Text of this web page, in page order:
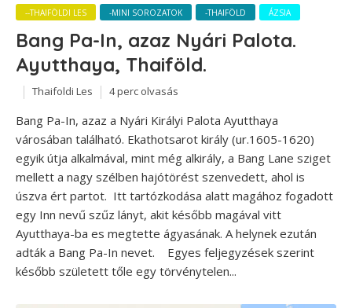
--THAIFÖLDI LES -MINI SOROZATOK -THAIFÖLD ÁZSIA
Bang Pa-In, azaz Nyári Palota.
Ayutthaya, Thaiföld.
Thaifoldi Les 4 perc olvasás
Bang Pa-In, azaz a Nyári Királyi Palota Ayutthaya
városában található. Ekathotsarot király (ur.1605-1620)
egyik útja alkalmával, mint még alkirály, a Bang Lane sziget
mellett a nagy szélben hajótörést szenvedett, ahol is
úszva ért partot. Itt tartózkodása alatt magához fogadott
egy Inn nevű szűz lányt, akit később magával vitt
Ayutthaya-ba es megtette ágyasának. A helynek ezután
adták a Bang Pa-In nevet. Egyes feljegyzések szerint
később született tőle egy törvénytelen...